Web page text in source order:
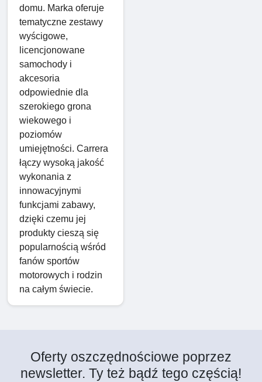
domu. Marka oferuje
tematyczne zestawy
wyścigowe,
licencjonowane
samochody i
akcesoria
odpowiednie dla
szerokiego grona
wiekowego i
poziomów
umiejętności. Carrera
łączy wysoką jakość
wykonania z
innowacyjnymi
funkcjami zabawy,
dzięki czemu jej
produkty cieszą się
popularnością wśród
fanów sportów
motorowych i rodzin
na całym świecie.
Oferty oszczędnościowe poprzez
newsletter. Ty też bądź tego częścią!